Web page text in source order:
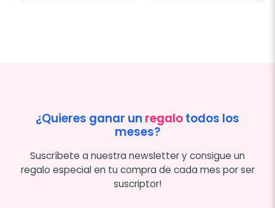
¿Quieres ganar un regalotodos los
meses?
Suscríbete a nuestra newsletter y consigue un
regalo especial en tu compra de cada mes por ser
suscriptor!